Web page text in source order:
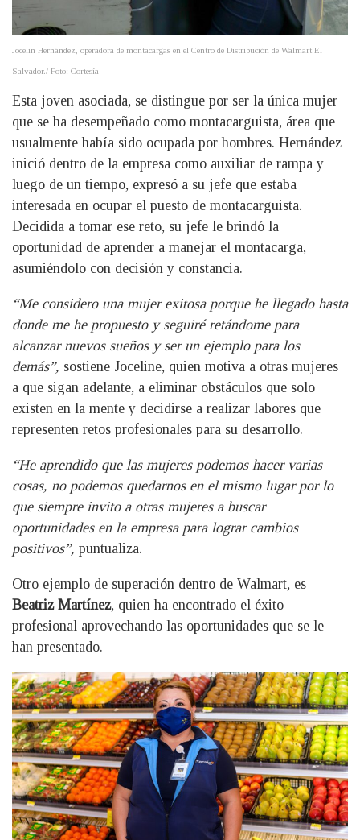
Jocelin Hernández, operadora de montacargas en el Centro de Distribución de Walmart El
Salvador./ Foto: Cortesía
Esta joven asociada, se distingue por ser la única mujer
que se ha desempeñado como montacarguista, área que
usualmente había sido ocupada por hombres. Hernández
inició dentro de la empresa como auxiliar de rampa y
luego de un tiempo, expresó a su jefe que estaba
interesada en ocupar el puesto de montacarguista.
Decidida a tomar ese reto, su jefe le brindó la
oportunidad de aprender a manejar el montacarga,
asumiéndolo con decisión y constancia.
“Me considero una mujer exitosa porque he llegado hasta
donde me he propuesto y seguiré retándome para
alcanzar nuevos sueños y ser un ejemplo para los
demás”, sostiene Joceline, quien motiva a otras mujeres
a que sigan adelante, a eliminar obstáculos que solo
existen en la mente y decidirse a realizar labores que
representen retos profesionales para su desarrollo.
“He aprendido que las mujeres podemos hacer varias
cosas, no podemos quedarnos en el mismo lugar por lo
que siempre invito a otras mujeres a buscar
oportunidades en la empresa para lograr cambios
positivos”, puntualiza.
Otro ejemplo de superación dentro de Walmart, es
Beatriz Martínez, quien ha encontrado el éxito
profesional aprovechando las oportunidades que se le
han presentado.